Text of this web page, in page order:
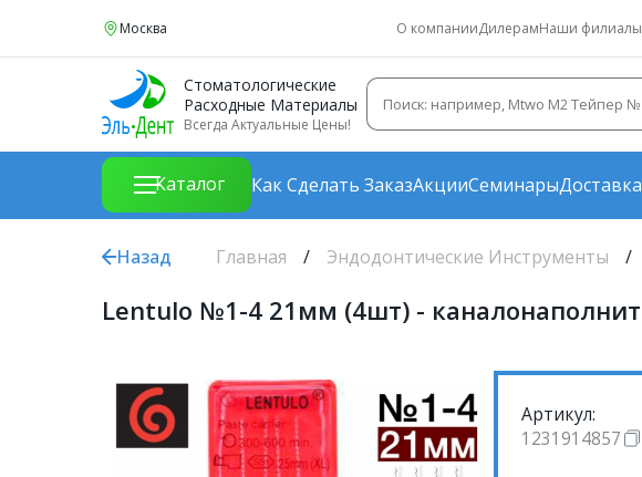
Москва О компанииДилерамНаши филиалы
Стоматологические
Расходные Материалы
Всегда Актуальные Цены!
Каталог Как Сделать ЗаказАкцииСеминарыДоставка
Назад Главная Эндодонтические Инструменты
Lentulo №1-4 21мм (4шт) -
Артикул:
1231914857